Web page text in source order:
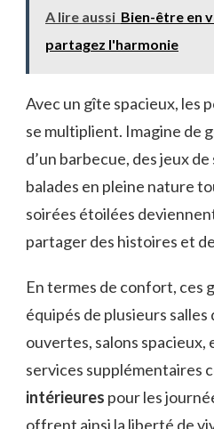
A lire aussi Bien-être en
partagez l'harmonie
Avec un gîte spacieux, les
se multiplient. Imagine de
d’un barbecue, des jeux
balades en pleine nature
soirées étoilées
partager des histoires et
En termes de confort, ces
équipés de plusieurs salles
ouvertes, salons spacieux,
services supplémentaires
intérieures pour les
offrent ainsi la liberté de